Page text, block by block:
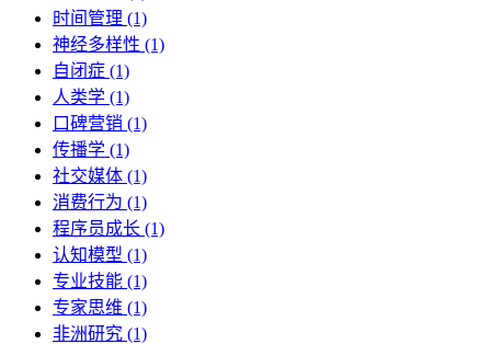
时间管理 (1)
神经多样性 (1)
自闭症 (1)
人类学 (1)
口碑营销 (1)
传播学 (1)
社交媒体 (1)
消费行为 (1)
程序员成长 (1)
认知模型 (1)
专业技能 (1)
专家思维 (1)
非洲研究 (1)